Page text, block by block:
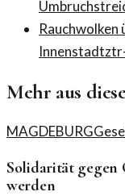
Umbruch
Rauchwolken
Innenstadt
Mehr aus
MAGDEBURG
Solidarität gegen
werden